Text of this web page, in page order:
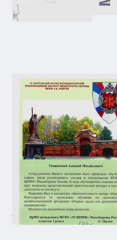
ПЛДЧС
Паспорт
НПП в г.
АТЗ
26.12.2025